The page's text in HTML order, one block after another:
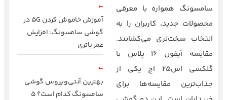
سامسونگ همواره با معرفی
محصولات جدید، کاربران را به
انتخاب سخت‌تری می‌کشانند.
مقایسه آیفون 16 پلاس با
گلکسی اس25 اج یکی از
جذاب‌ترین مقایسه‌ها برای
آموزش خاموش کردن 5G در
گوشی سامسونگ؛ افزایش
عمر باتری
بهترین آنتی‌ویروس گوشی
سامسونگ کدام است؟ ۵